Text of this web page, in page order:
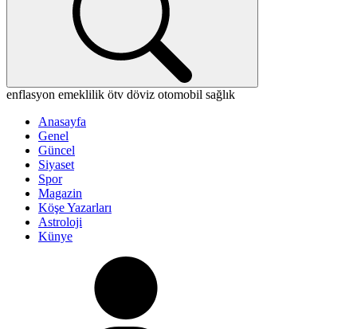
enflasyon emeklilik ötv döviz otomobil sağlık
Anasayfa
Genel
Güncel
Siyaset
Spor
Magazin
Köşe Yazarları
Astroloji
Künye